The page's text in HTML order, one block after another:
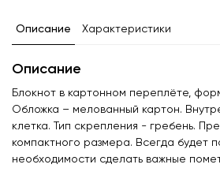
Описание Характеристики
Описание
Блокнот в картонном переплёте,
Обложка – мелованный картон.
клетка. Тип скрепления - гребень.
компактного размера. Всегда будет
необходимости сделать важные